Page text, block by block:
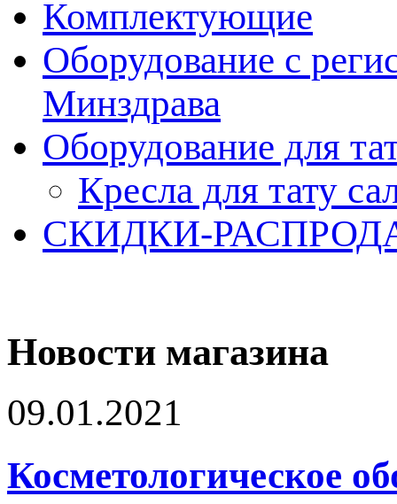
Комплектующие
Оборудование с
Минздрава
Оборудование для
Кресла для тату
СКИДКИ-
Новости магазина
09.01.2021
Косметологическое